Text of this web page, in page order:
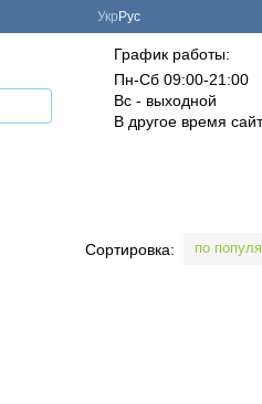
Укр Рус
График работы:
Пн-Сб 09:00-21:00
Вс - выходной
В другое время
Сортировка: по